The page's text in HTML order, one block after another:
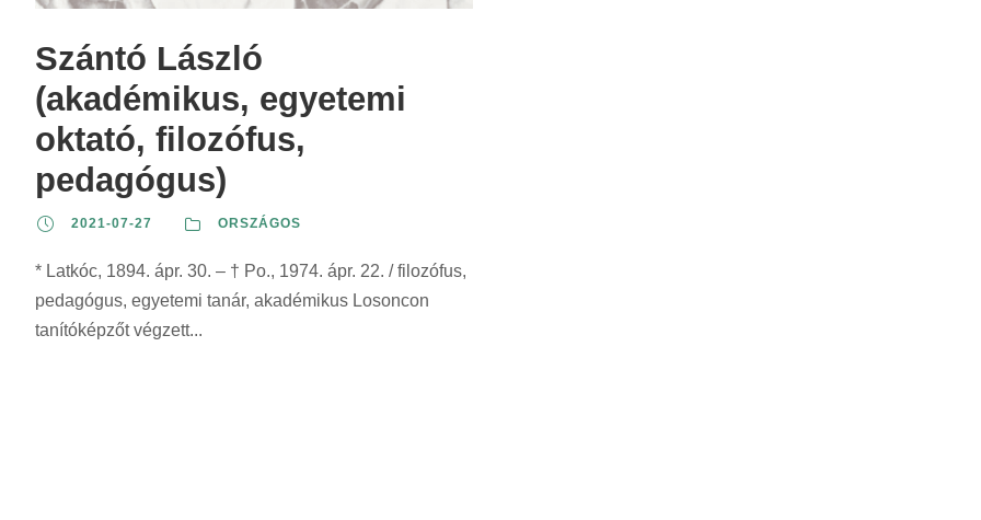
n
t
:
n
t
:
r
i
t
:
z
r
i
t
Szántó László
(akadémikus, egyetemi
oktató, filozófus,
pedagógus)
2021-07-27 ORSZÁGOS
* Latkóc, 1894. ápr. 30. – † Po., 1974. ápr. 22. / filozófus,
pedagógus, egyetemi tanár, akadémikus Losoncon
tanítóképzőt végzett...